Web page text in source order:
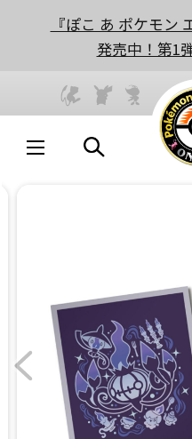
『ぽこ あ ポケモン
発売中！第1